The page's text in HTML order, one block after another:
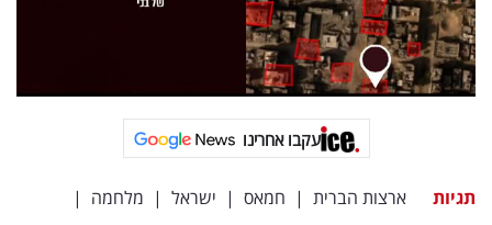
עקבו אחרינו
תגיות ארצות הברית | חמאס | ישראל | מלחמה |